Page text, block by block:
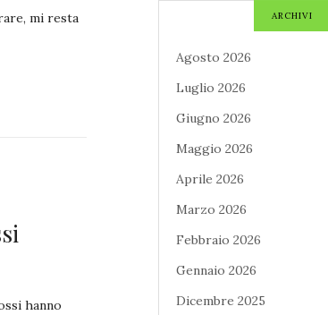
mi resta
hanno
ARCHIVI
Agosto 2026
Luglio 2026
Giugno 2026
Maggio 2026
Aprile 2026
Marzo 2026
Febbraio 2026
Gennaio 2026
Dicembre 2025